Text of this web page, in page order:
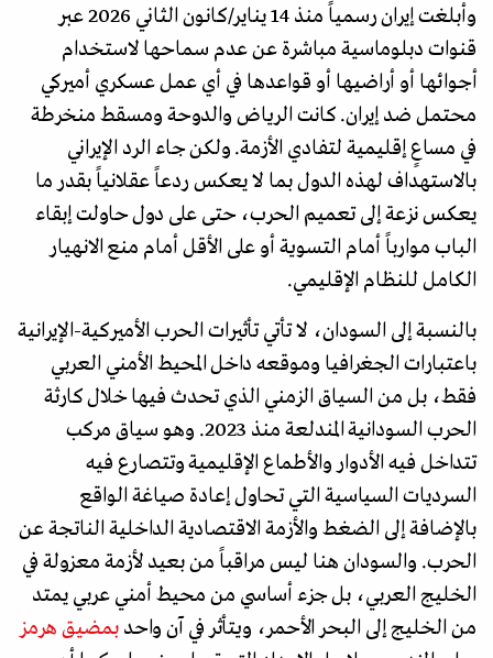
وأبلغت إيران رسمياً منذ 14 يناير/كانون الثاني 2026 عبر
قنوات دبلوماسية مباشرة عن عدم سماحها لاستخدام
أجوائها أو أراضيها أو قواعدها في أي عمل عسكري أميركي
محتمل ضد إيران. كانت الرياض والدوحة ومسقط منخرطة
في مساعٍ إقليمية لتفادي الأزمة. ولكن جاء الرد الإيراني
بالاستهداف لهذه الدول بما لا يعكس ردعاً عقلانياً بقدر ما
يعكس نزعة إلى تعميم الحرب، حتى على دول حاولت إبقاء
الباب موارباً أمام التسوية أو على الأقل أمام منع الانهيار
الكامل للنظام الإقليمي.
بالنسبة إلى السودان، لا تأتي تأثيرات الحرب الأميركية-الإيرانية
باعتبارات الجغرافيا وموقعه داخل المحيط الأمني العربي
فقط، بل من السياق الزمني الذي تحدث فيها خلال كارثة
الحرب السودانية المندلعة منذ 2023. وهو سياق مركب
تتداخل فيه الأدوار والأطماع الإقليمية وتتصارع فيه
السرديات السياسية التي تحاول إعادة صياغة الواقع
بالإضافة إلى الضغط والأزمة الاقتصادية الداخلية الناتجة عن
الحرب. والسودان هنا ليس مراقباً من بعيد لأزمة معزولة في
الخليج العربي، بل جزء أساسي من محيط أمني عربي يمتد
من الخليج إلى البحر الأحمر، ويتأثر في آن واحد بمضيق هرمز